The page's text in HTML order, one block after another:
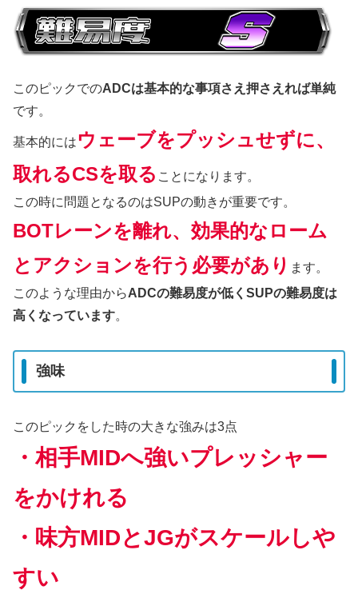
このピックでのADCは基本的な事項さえ押さえれば単純
です。
基本的にはウェーブをプッシュせずに、
取れるCSを取る ことになります。
この時に問題となるのはSUPの動きが重要です。
BOTレーンを離れ、効果的なローム
とアクションを行う必要があり ます。
このような理由からADCの難易度が低くSUPの難易度は
高くなっています。
強味
このピックをした時の大きな強みは3点
・相手MIDへ強いプレッシャー
をかけれる
・味方MIDとJGがスケールしや
すい